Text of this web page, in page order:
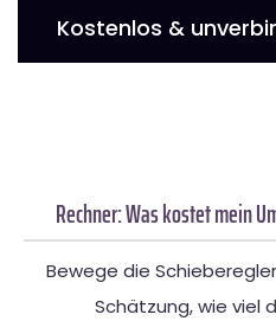
Kostenlos &
Rechner: Was kostet mein
Bewege die
Schätzung, wie viel